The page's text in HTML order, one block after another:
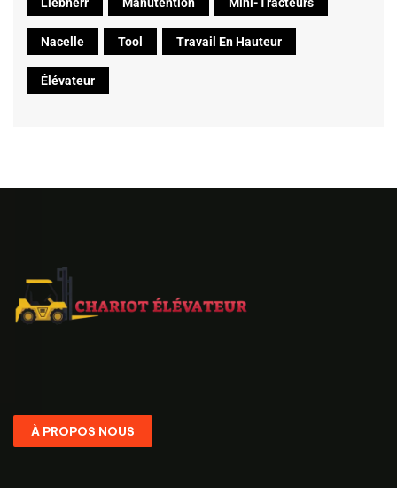
Nacelle Tool Travail En Hauteur
Élévateur
À PROPOS NOUS